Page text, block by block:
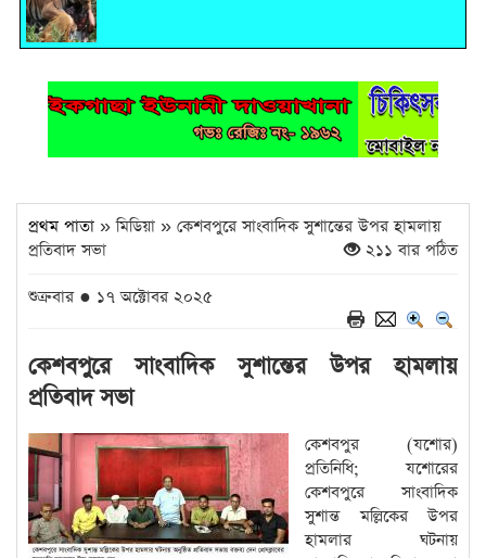
প্রথম পাতা » মিডিয়া » কেশবপুরে সাংবাদিক সুশান্তের উপর হামলায়
প্রতিবাদ সভা
২১১ বার পঠিত
শুক্রবার ● ১৭ অক্টোবর ২০২৫
কেশবপুরে সাংবাদিক সুশান্তের উপর হামলায়
প্রতিবাদ সভা
কেশবপুর (যশোর)
প্রতিনিধি; যশোরের
কেশবপুরে সাংবাদিক
সুশান্ত মল্লিকের উপর
হামলার ঘটনায়